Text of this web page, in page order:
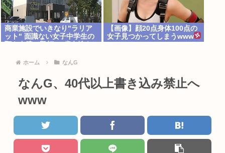
商業施設でいきなり"ラリア
ット" 面識ない女子中学生の
【画像】顔20点身体100点の
女子見つかってしまうwww
ホーム なんG
なんG、40代以上書き込み禁止へ
www